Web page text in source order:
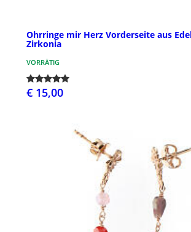
Ohrringe mir Herz Vorderseite aus
Zirkonia
VORRÄTIG
€ 15,00